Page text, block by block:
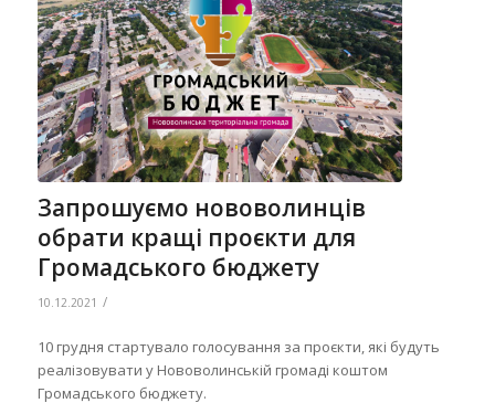
Запрошуємо нововолинців
обрати кращі проєкти для
Громадського бюджету
10.12.2021 /
10 грудня стартувало голосування за проєкти, які будуть
реалізовувати у Нововолинській громаді коштом
Громадського бюджету.